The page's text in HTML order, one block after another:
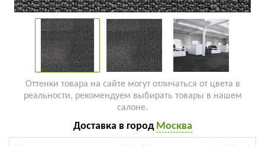
Оттенки товара на сайте могут отличаться от цвета в
реальности, рекомендуем выбирать товары в нашем
салоне.
Доставка в город Москва